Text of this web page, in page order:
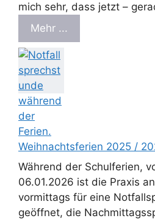
mich sehr, dass jetzt –
Mehr ...
Weihnachtsferien 2025 /
Während der Schulferien,
06.01.2026 ist die Praxis
vormittags für eine
geöffnet, die